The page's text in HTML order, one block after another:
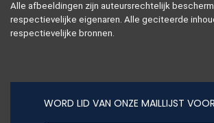
Alle afbeeldingen zijn auteursrechtelijk
respectievelijke eigenaren. Alle geciteerde
respectievelijke bronnen.
WORD LID VAN ONZE MAILLIJST